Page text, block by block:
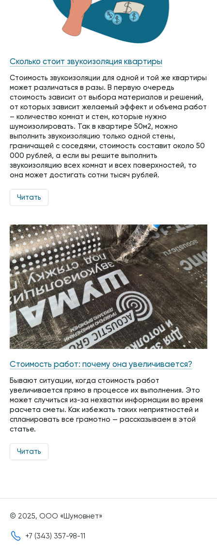
Сколько стоит звукоизоляция квартиры
Стоимость звукоизоляции для одной и той же квартиры
может различаться в разы. В первую очередь
стоимость зависит от выбора материалов и решений,
от которых зависит желаемый эффект и объема работ
– количество комнат и стен, которые нужно
шумоизолировать. Так в квартире 50м2, можно
выполнить звукоизоляцию только одной стены,
граничащей с соседями, стоимость составит около 50
000 рублей, а если вы решите выполнить
звукоизоляцию всех комнат и всех поверхностей, то
она может достигать сотни тысяч рублей.
Читать
Стоимость работ: почему она увеличивается?
Бывают ситуации, когда стоимость работ
увеличивается прямо в процессе их выполнения. Это
может случиться из-за нехватки информации во время
расчета сметы. Как избежать таких неприятностей и
спланировать все грамотно — рассказываем в этой
статье.
Читать
© 2025, ООО «Шумовнет»
+7 (343) 357-98-11